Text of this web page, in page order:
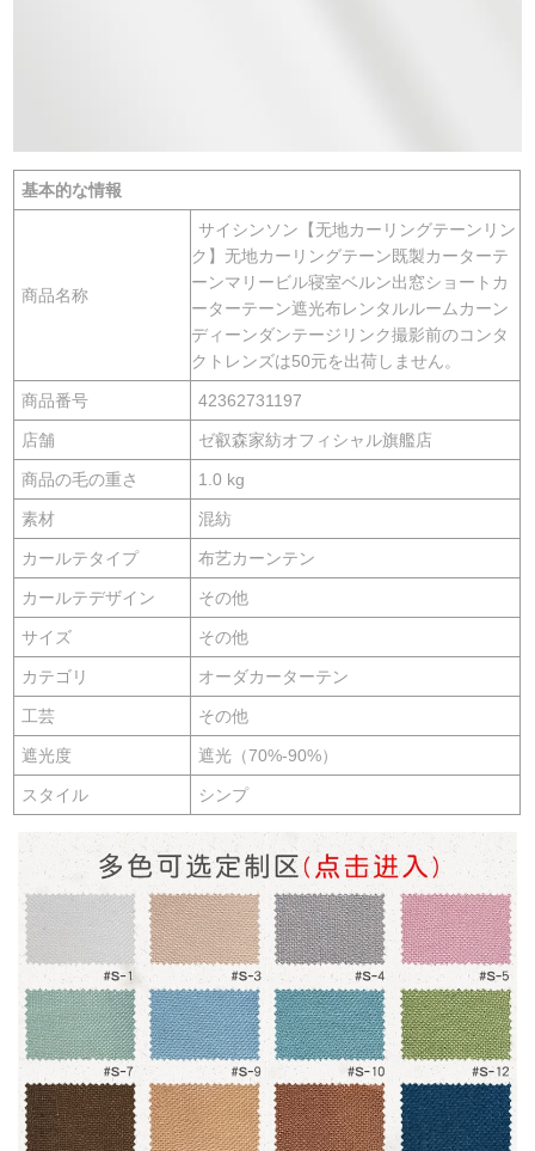
基本的な情報
商品名称
サイシンソン【无地カーリングテーンリン
ク】无地カーリングテーン既製カーターテ
ーンマリービル寝室ベルン出窓ショートカ
ーターテーン遮光布レンタルルームカーン
ディーンダンテージリンク撮影前のコンタ
クトレンズは50元を出荷しません。
商品番号 42362731197
店舗 ゼ叡森家紡オフィシャル旗艦店
商品の毛の重さ 1.0 kg
素材 混紡
カールテタイプ 布艺カーンテン
カールテデザイン その他
サイズ その他
カテゴリ オーダカーターテン
工芸 その他
遮光度 遮光（70%-90%）
スタイル シンプ